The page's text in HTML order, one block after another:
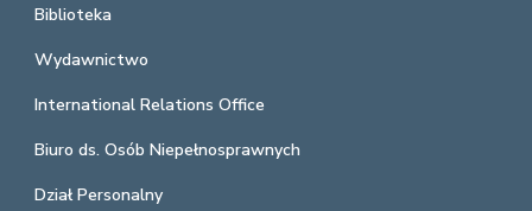
Biblioteka
Wydawnictwo
International Relations Office
Biuro ds. Osób Niepełnosprawnych
Dział Personalny